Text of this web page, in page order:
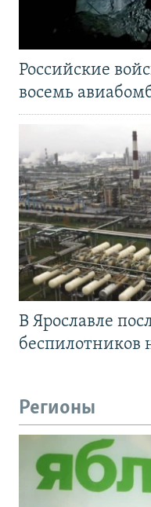
Российские
восемь
В Ярославле
беспилотников
Регионы